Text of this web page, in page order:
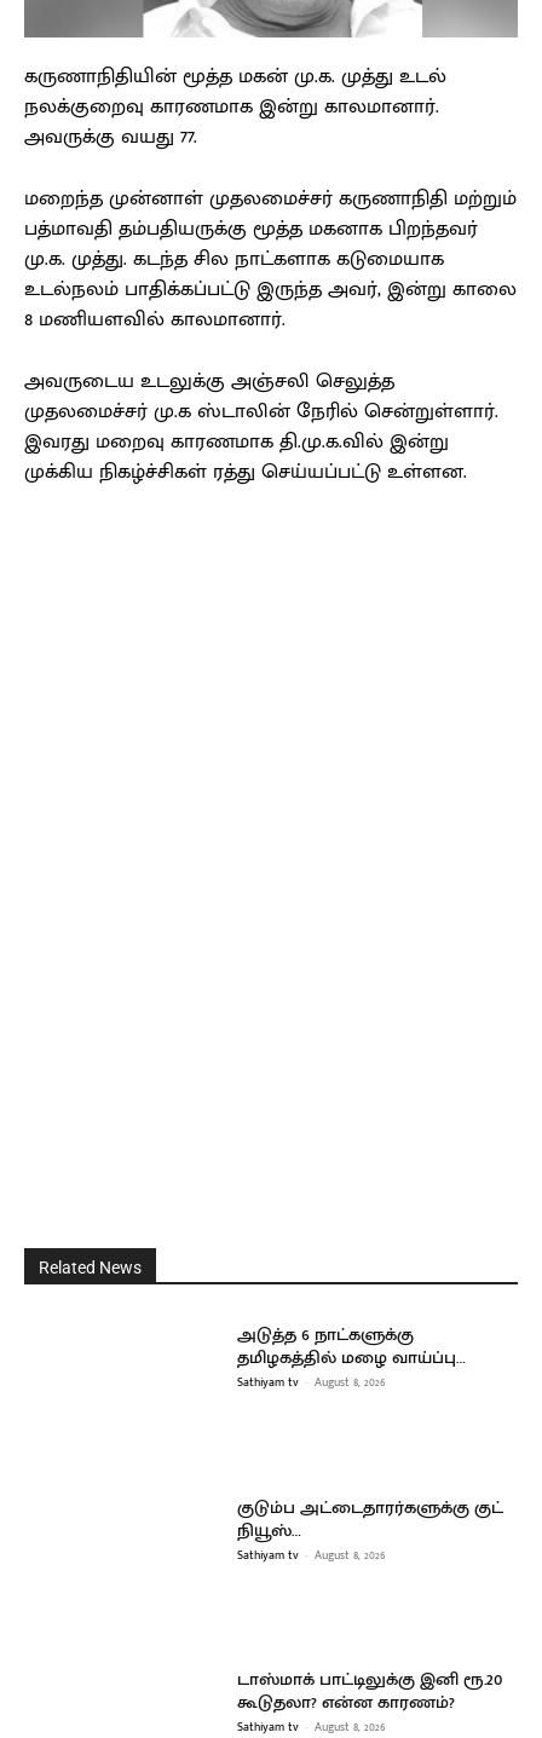
கருணாநிதியின் மூத்த மகன் மு.க. முத்து உடல்
நலக்குறைவு காரணமாக இன்று காலமானார்.
அவருக்கு வயது 77.
மறைந்த முன்னாள் முதலமைச்சர் கருணாநிதி மற்றும்
பத்மாவதி தம்பதியருக்கு மூத்த மகனாக பிறந்தவர்
மு.க. முத்து. கடந்த சில நாட்களாக கடுமையாக
உடல்நலம் பாதிக்கப்பட்டு இருந்த அவர், இன்று காலை
8 மணியளவில் காலமானார்.
அவருடைய உடலுக்கு அஞ்சலி செலுத்த
முதலமைச்சர் மு.க ஸ்டாலின் நேரில் சென்றுள்ளார்.
இவரது மறைவு காரணமாக தி.மு.க.வில் இன்று
முக்கிய நிகழ்ச்சிகள் ரத்து செய்யப்பட்டு உள்ளன.
Related News
அடுத்த 6 நாட்களுக்கு
தமிழகத்தில் மழை வாய்ப்பு…
Sathiyam tv - August 8, 2026
குடும்ப அட்டைதாரர்களுக்கு குட்
நியூஸ்…
Sathiyam tv - August 8, 2026
டாஸ்மாக் பாட்டிலுக்கு இனி ரூ.20
கூடுதலா? என்ன காரணம்?
Sathiyam tv - August 8, 2026